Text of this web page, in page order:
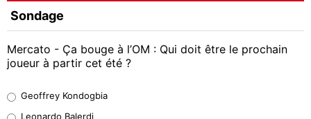
Sondage
Mercato - Ça bouge à l’OM : Qui doit être le prochain
joueur à partir cet été ?
38%
Geoffrey Kondogbia
Leonardo Balerdi